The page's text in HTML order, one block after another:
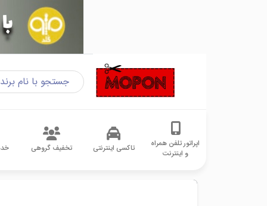
اپراتور تلفن همراه
و اینترنت
تاکسی اینترنتی تخفیف گروهی